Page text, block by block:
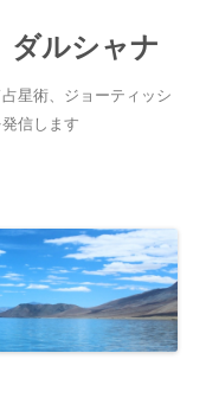
ルシャナ
星術、ジョーティッシ
信します